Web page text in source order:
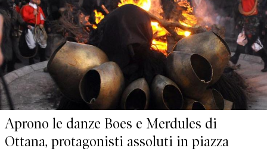
Aprono le danze Boes e Merdules di
Ottana, protagonisti assoluti in piazza